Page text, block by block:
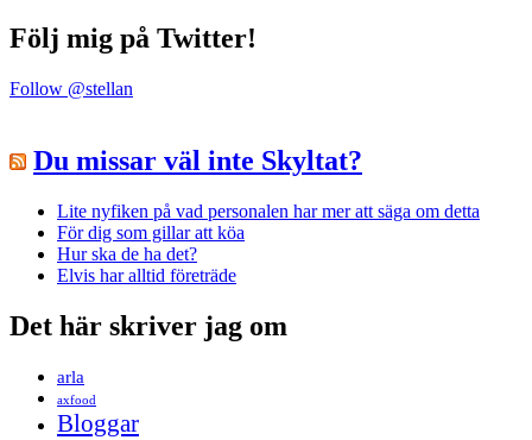
Följ mig på Twitter!
Follow @stellan
Du missar väl inte Skyltat?
Lite nyfiken på vad personalen har mer att säga om detta
För dig som gillar att köa
Hur ska de ha det?
Elvis har alltid företräde
Det här skriver jag om
arla
axfood
Bloggar